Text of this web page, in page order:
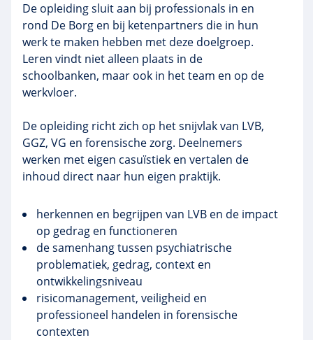
De opleiding sluit aan bij professionals in en
rond De Borg en bij ketenpartners die in hun
werk te maken hebben met deze doelgroep.
Leren vindt niet alleen plaats in de
schoolbanken, maar ook in het team en op de
werkvloer.
De opleiding richt zich op het snijvlak van LVB,
GGZ, VG en forensische zorg. Deelnemers
werken met eigen casuïstiek en vertalen de
inhoud direct naar hun eigen praktijk.
herkennen en begrijpen van LVB en de impact
op gedrag en functioneren
de samenhang tussen psychiatrische
problematiek, gedrag, context en
ontwikkelingsniveau
risicomanagement, veiligheid en
professioneel handelen in forensische
contexten